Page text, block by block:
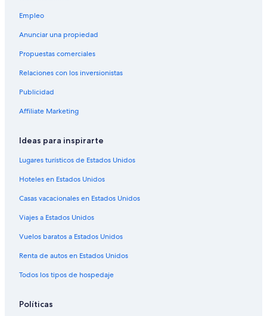
Casas de campo en Gatlinburg
Casas de ciudad en Gatlinburg
Casas de huéspedes en Gatlinburg
Casas vacacionales en Gatlinburg
Casas rurales en Gatlinburg
Centros vacacionales en Gatlinburg
Resorts en Gatlinburg
Condominios en Gatlinburg
Apartamentos en Gatlinburg
Apart-Hoteles en Gatlinburg
Hoteles todo incluido en Gatlinburg
Hoteles de ski en Gatlinburg
Hoteles de lujo en Gatlinburg
Hoteles en la playa en Gatlinburg
Hoteles románticos en Gatlinburg
Empleo
Anunciar una propiedad
Propuestas comerciales
Relaciones con los inversionistas
Publicidad
Affiliate Marketing
Ideas para inspirarte
Lugares turísticos de Estados Unidos
Hoteles en Estados Unidos
Casas vacacionales en Estados Unidos
Viajes a Estados Unidos
Vuelos baratos a Estados Unidos
Renta de autos en Estados Unidos
Todos los tipos de hospedaje
Políticas